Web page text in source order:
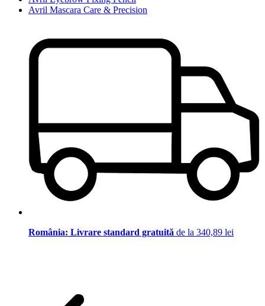
Avril Mascara Care & Precision
România: Livrare standard gratuită de la 340,89 lei